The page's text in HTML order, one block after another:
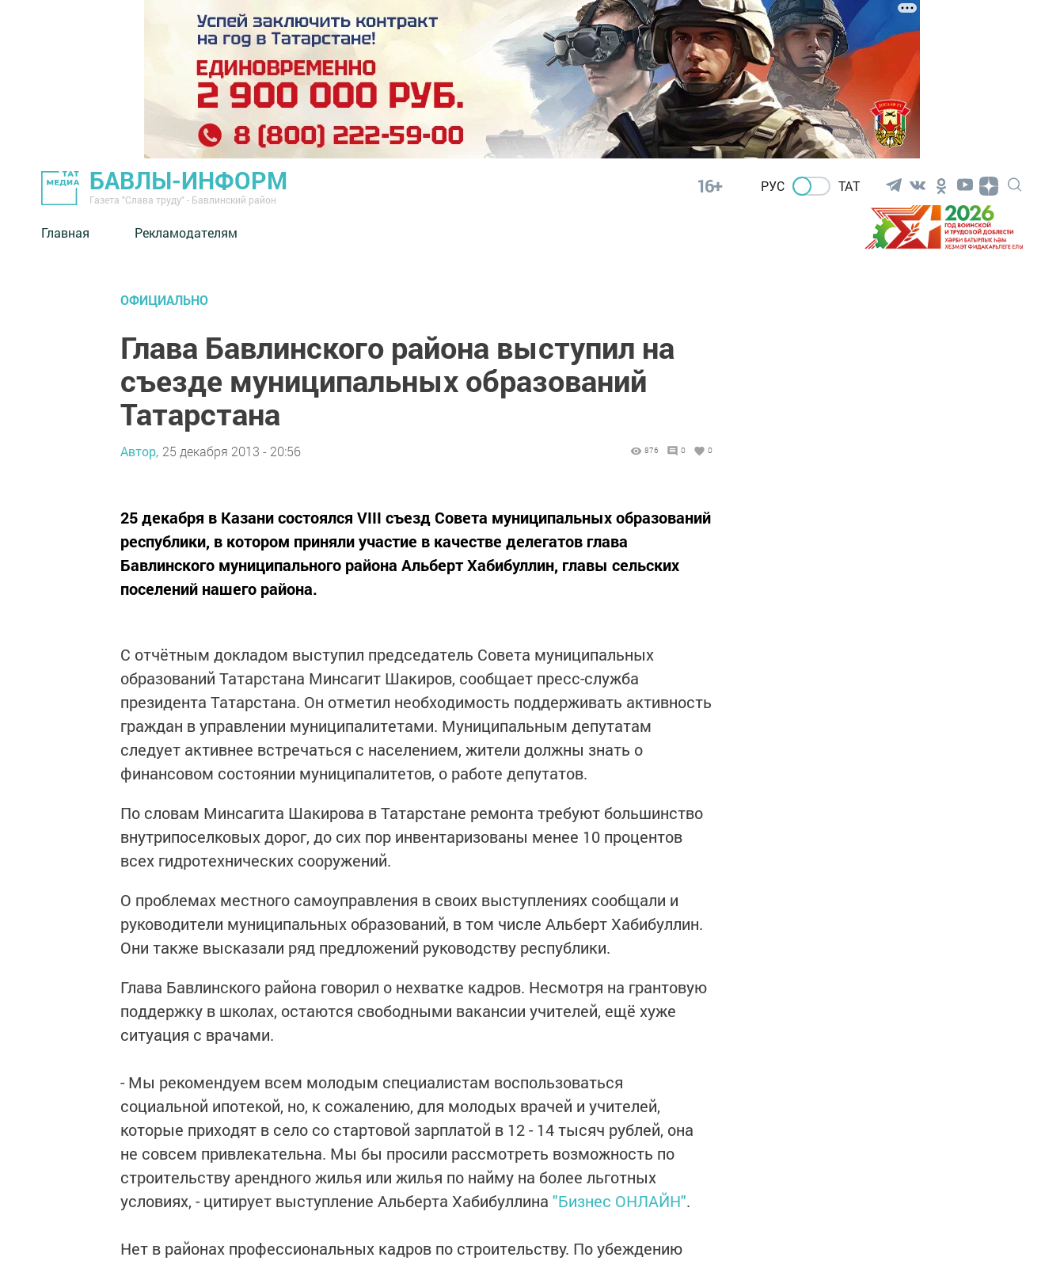
БАВЛЫ-ИНФОРМ
Газета "Слава труду" - Бавлинский район
16+ РУС ТАТ
Главная Рекламодателям
ОФИЦИАЛЬНО
Глава Бавлинского района выступил на
съезде муниципальных образований
Татарстана
Автор, 25 декабря 2013 - 20:56 876 0 0
25 декабря в Казани состоялся VIII съезд Совета муниципальных образований
республики, в котором приняли участие в качестве делегатов глава
Бавлинского муниципального района Альберт Хабибуллин, главы сельских
поселений нашего района.
С отчётным докладом выступил председатель Совета муниципальных
образований Татарстана Минсагит Шакиров, сообщает пресс-служба
президента Татарстана. Он отметил необходимость поддерживать активность
граждан в управлении муниципалитетами. Муниципальным депутатам
следует активнее встречаться с населением, жители должны знать о
финансовом состоянии муниципалитетов, о работе депутатов.
По словам Минсагита Шакирова в Татарстане ремонта требуют большинство
внутрипоселковых дорог, до сих пор инвентаризованы менее 10 процентов
всех гидротехнических сооружений.
О проблемах местного самоуправления в своих выступлениях сообщали и
руководители муниципальных образований, в том числе Альберт Хабибуллин.
Они также высказали ряд предложений руководству республики.
Глава Бавлинского района говорил о нехватке кадров. Несмотря на грантовую
поддержку в школах, остаются свободными вакансии учителей, ещё хуже
ситуация с врачами.
- Мы рекомендуем всем молодым специалистам воспользоваться
социальной ипотекой, но, к сожалению, для молодых врачей и учителей,
которые приходят в село со стартовой зарплатой в 12 - 14 тысяч рублей, она
не совсем привлекательна. Мы бы просили рассмотреть возможность по
строительству арендного жилья или жилья по найму на более льготных
условиях, - цитирует выступление Альберта Хабибуллина "Бизнес ОНЛАЙН".
Нет в районах профессиональных кадров по строительству. По убеждению